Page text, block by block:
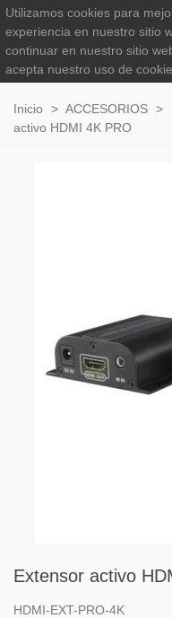
Inicio > ACCESORIOS >
activo HDMI 4K PRO
Extensor activo
HDMI-EXT-PRO-4K
Utilizamos cookies para
experiencia en nuestro sitio
continuar en nuestro sitio
acepta nuestro uso de